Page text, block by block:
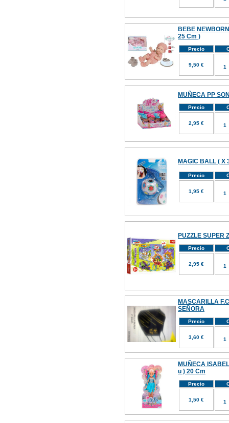
BEBE
25 Cm )
Precio
9,50 €
MUÑECA PP
Precio
2,95 €
MAGIC BALL ( X
Precio
1,95 €
PUZZLE SUPER
Precio
2,95 €
MASCARILLA
SEÑORA
Precio
3,60 €
MUÑECA
u ) 20 Cm
Precio
1,50 €